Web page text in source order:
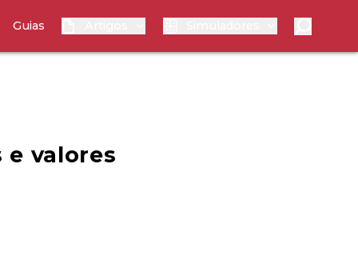
Guias
e valores